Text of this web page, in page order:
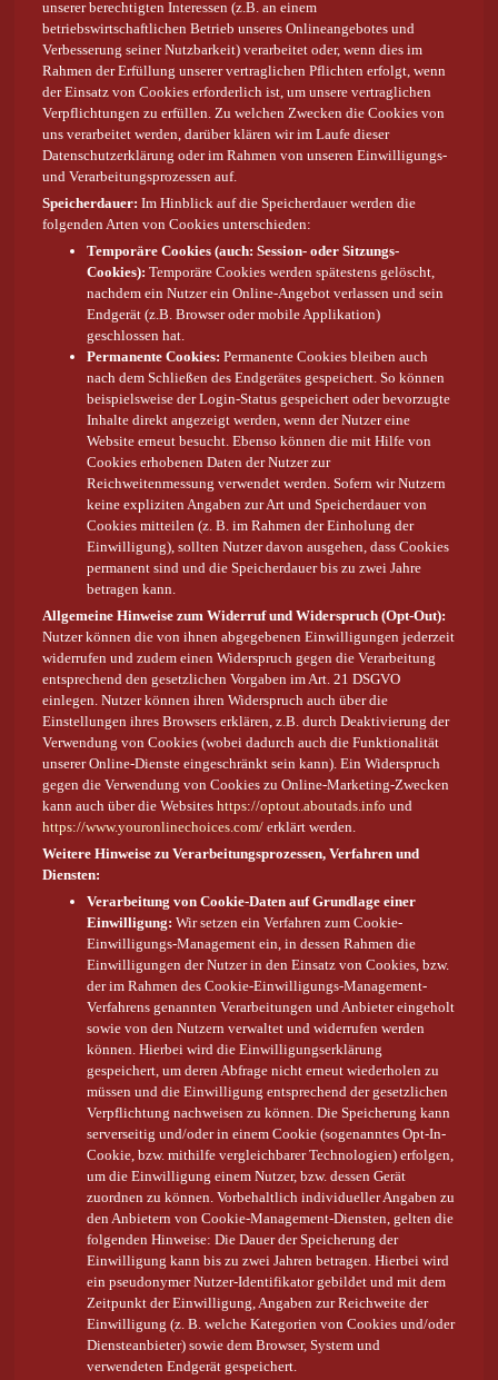
unserer berechtigten Interessen (z.B. an einem
betriebswirtschaftlichen Betrieb unseres Onlineangebotes und
Verbesserung seiner Nutzbarkeit) verarbeitet oder, wenn dies im
Rahmen der Erfüllung unserer vertraglichen Pflichten erfolgt, wenn
der Einsatz von Cookies erforderlich ist, um unsere vertraglichen
Verpflichtungen zu erfüllen. Zu welchen Zwecken die Cookies von
uns verarbeitet werden, darüber klären wir im Laufe dieser
Datenschutzerklärung oder im Rahmen von unseren Einwilligungs-
und Verarbeitungsprozessen auf.
Speicherdauer:Im Hinblick auf die Speicherdauer werden die
folgenden Arten von Cookies unterschieden:
Temporäre Cookies (auch: Session- oder Sitzungs-
Cookies): Temporäre Cookies werden spätestens gelöscht,
nachdem ein Nutzer ein Online-Angebot verlassen und sein
Endgerät (z.B. Browser oder mobile Applikation)
geschlossen hat.
Permanente Cookies: Permanente Cookies bleiben auch
nach dem Schließen des Endgerätes gespeichert. So können
beispielsweise der Login-Status gespeichert oder bevorzugte
Inhalte direkt angezeigt werden, wenn der Nutzer eine
Website erneut besucht. Ebenso können die mit Hilfe von
Cookies erhobenen Daten der Nutzer zur
Reichweitenmessung verwendet werden. Sofern wir Nutzern
keine expliziten Angaben zur Art und Speicherdauer von
Cookies mitteilen (z. B. im Rahmen der Einholung der
Einwilligung), sollten Nutzer davon ausgehen, dass Cookies
permanent sind und die Speicherdauer bis zu zwei Jahre
betragen kann.
Allgemeine Hinweise zum Widerruf und Widerspruch (Opt-Out):
Nutzer können die von ihnen abgegebenen Einwilligungen jederzeit
widerrufen und zudem einen Widerspruch gegen die Verarbeitung
entsprechend den gesetzlichen Vorgaben im Art. 21 DSGVO
einlegen. Nutzer können ihren Widerspruch auch über die
Einstellungen ihres Browsers erklären, z.B. durch Deaktivierung der
Verwendung von Cookies (wobei dadurch auch die Funktionalität
unserer Online-Dienste eingeschränkt sein kann). Ein Widerspruch
gegen die Verwendung von Cookies zu Online-Marketing-Zwecken
kann auch über die Websiteshttps://optout.aboutads.info und
https://www.youronlinechoices.com/ erklärt werden.
Weitere Hinweise zu Verarbeitungsprozessen, Verfahren und
Diensten:
Verarbeitung von Cookie-Daten auf Grundlage einer
Einwilligung:Wir setzen ein Verfahren zum Cookie-
Einwilligungs-Management ein, in dessen Rahmen die
Einwilligungen der Nutzer in den Einsatz von Cookies, bzw.
der im Rahmen des Cookie-Einwilligungs-Management-
Verfahrens genannten Verarbeitungen und Anbieter eingeholt
sowie von den Nutzern verwaltet und widerrufen werden
können. Hierbei wird die Einwilligungserklärung
gespeichert, um deren Abfrage nicht erneut wiederholen zu
müssen und die Einwilligung entsprechend der gesetzlichen
Verpflichtung nachweisen zu können. Die Speicherung kann
serverseitig und/oder in einem Cookie (sogenanntes Opt-In-
Cookie, bzw. mithilfe vergleichbarer Technologien) erfolgen,
um die Einwilligung einem Nutzer, bzw. dessen Gerät
zuordnen zu können. Vorbehaltlich individueller Angaben zu
den Anbietern von Cookie-Management-Diensten, gelten die
folgenden Hinweise: Die Dauer der Speicherung der
Einwilligung kann bis zu zwei Jahren betragen. Hierbei wird
ein pseudonymer Nutzer-Identifikator gebildet und mit dem
Zeitpunkt der Einwilligung, Angaben zur Reichweite der
Einwilligung (z. B. welche Kategorien von Cookies und/oder
Diensteanbieter) sowie dem Browser, System und
verwendeten Endgerät gespeichert.